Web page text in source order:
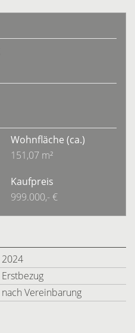
Wohnfläche (ca.)
151,07 m²
Kaufpreis
999.000,- €
2024
Erstbezug
nach Vereinbarung